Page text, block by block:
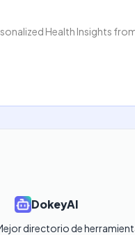
Health Insights
DokeyAI
directorio de